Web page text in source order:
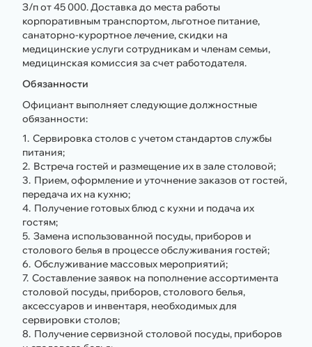
З/п от 45 000. Доставка до места работы
корпоративным транспортом, льготное питание,
санаторно-курортное лечение, скидки на
медицинские услуги сотрудникам и членам семьи,
медицинская комиссия за счет работодателя.
Обязанности
Официант выполняет следующие должностные
обязанности:
Сервировка столов с учетом стандартов службы
питания;
Встреча гостей и размещение их в зале столовой;
Прием, оформление и уточнение заказов от гостей,
передача их на кухню;
Получение готовых блюд с кухни и подача их
гостям;
Замена использованной посуды, приборов и
столового белья в процессе обслуживания гостей;
Обслуживание массовых мероприятий;
Составление заявок на пополнение ассортимента
столовой посуды, приборов, столового белья,
аксессуаров и инвентаря, необходимых для
сервировки столов;
Получение сервизной столовой посуды, приборов